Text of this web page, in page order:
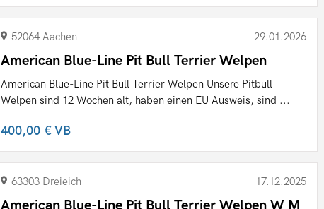
52064 Aachen 29.01.2026
American Blue-Line Pit Bull Terrier Welpen
American Blue-Line Pit Bull Terrier Welpen Unsere Pitbull
Welpen sind 12 Wochen alt, haben einen EU Ausweis, sind ...
400,00 €VB
63303 Dreieich 17.12.2025
American Blue-Line Pit Bull Terrier Welpen W M